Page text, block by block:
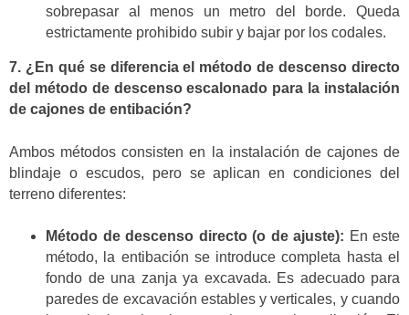
sobrepasar al menos un metro del borde. Queda
estrictamente prohibido subir y bajar por los codales.
7. ¿En qué se diferencia el método de descenso directo
del método de descenso escalonado para la instalación
de cajones de entibación?
Ambos métodos consisten en la instalación de cajones de
blindaje o escudos, pero se aplican en condiciones del
terreno diferentes:
Método de descenso directo (o de ajuste): En este
método, la entibación se introduce completa hasta el
fondo de una zanja ya excavada. Es adecuado para
paredes de excavación estables y verticales, y cuando